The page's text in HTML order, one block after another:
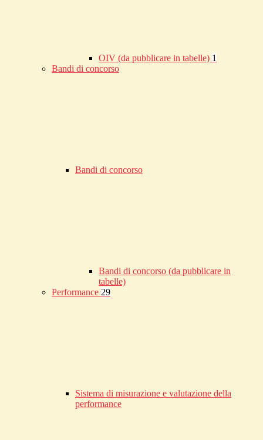
OIV (da pubblicare in tabelle) 1
Bandi di concorso
Bandi di concorso
Bandi di concorso (da pubblicare in
tabelle)
Performance 29
Sistema di misurazione e valutazione della
performance